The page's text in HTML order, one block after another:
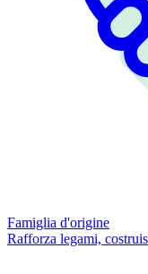
Famiglia d'origine
Rafforza legami,